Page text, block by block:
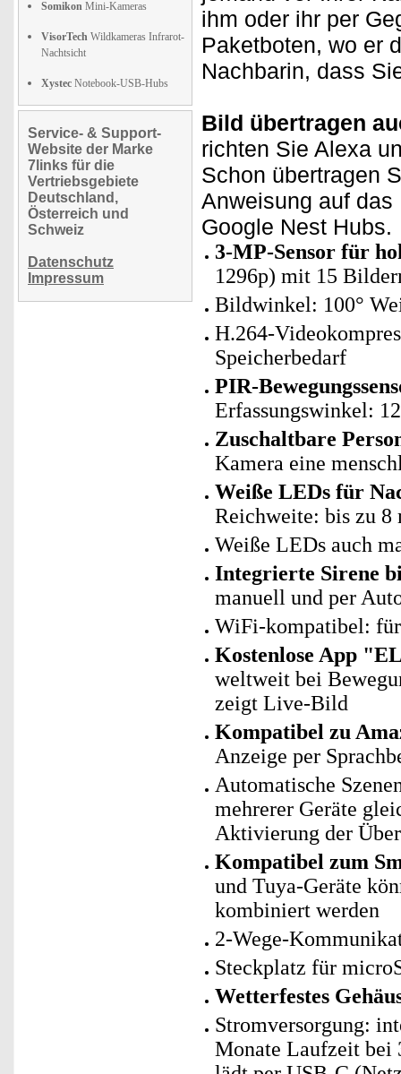
Somikon Mini-Kameras
VisorTech Wildkameras Infrarot-
Nachtsicht
Xystec Notebook-USB-Hubs
Service- & Support-
Website der Marke
7links für die
Vertriebsgebiete
Deutschland,
Österreich und
Schweiz
Datenschutz
Impressum
ihm oder ihr per
Paketboten, wo er
Nachbarin, dass
Bild übertragen
richten Sie Alexa
Schon übertragen
Anweisung auf
Google Nest Hubs.
3-MP-Sensor für
1296p) mit 15
Bildwinkel: 100°
H.264-
Speicherbedarf
PIR-
Erfassungswinkel:
Zuschaltbare
Kamera eine
Weiße LEDs für
Reichweite: bis zu 8
Weiße LEDs auch
Integrierte Sirene
manuell und per
WiFi-kompatibel:
Kostenlose App
weltweit bei
zeigt Live-Bild
Kompatibel zu
Anzeige per
Automatische
mehrerer Geräte
Aktivierung der
Kompatibel zum
und Tuya-Geräte
kombiniert werden
2-Wege-
Steckplatz für
Wetterfestes
Stromversorgung:
Monate Laufzeit bei